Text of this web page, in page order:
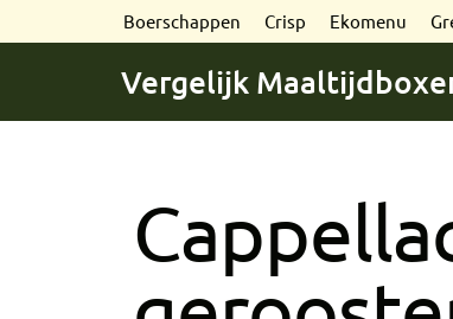
Boerschappen Crisp Ekomenu
Vergelijk